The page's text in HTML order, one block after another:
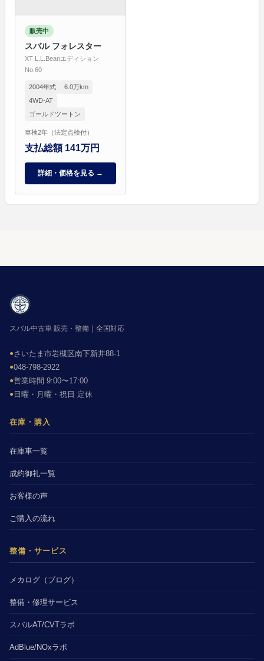
販売中
スバル フォレスター
XT L.L.Beanエディション
No.60
2004年式
6.0万km
4WD-AT
ゴールドツートン
車検2年（法定点検付）
支払総額 141万円
詳細・価格を見る →
スバル中古車 販売・整備｜全国対応
●さいたま市岩槻区南下新井88-1
●048-798-2922
●営業時間 9:00〜17:00
●日曜・月曜・祝日 定休
在庫・購入
在庫車一覧
成約御礼一覧
お客様の声
ご購入の流れ
整備・サービス
メカログ（ブログ）
整備・修理サービス
スバルAT/CVTラボ
AdBlue/NOxラボ